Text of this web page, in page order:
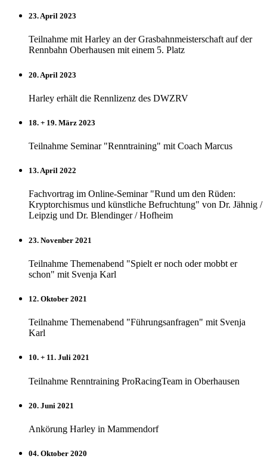
23. April 2023
Teilnahme mit Harley an der Grasbahnmeisterschaft auf der
Rennbahn Oberhausen mit einem 5. Platz
20. April 2023
Harley erhält die Rennlizenz des DWZRV
18. + 19. März 2023
Teilnahme Seminar "Renntraining" mit Coach Marcus
13. April 2022
Fachvortrag im Online-Seminar "Rund um den Rüden:
Kryptorchismus und künstliche Befruchtung" von Dr. Jähnig /
Leipzig und Dr. Blendinger / Hofheim
23. Novenber 2021
Teilnahme Themenabend "Spielt er noch oder mobbt er
schon" mit Svenja Karl
12. Oktober 2021
Teilnahme Themenabend "Führungsanfragen" mit Svenja
Karl
10. + 11. Juli 2021
Teilnahme Renntraining ProRacingTeam in Oberhausen
20. Juni 2021
Ankörung Harley in Mammendorf
04. Oktober 2020